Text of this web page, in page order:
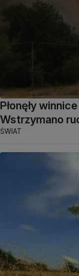
Płonęły
Wstrzymano
ŚWIAT